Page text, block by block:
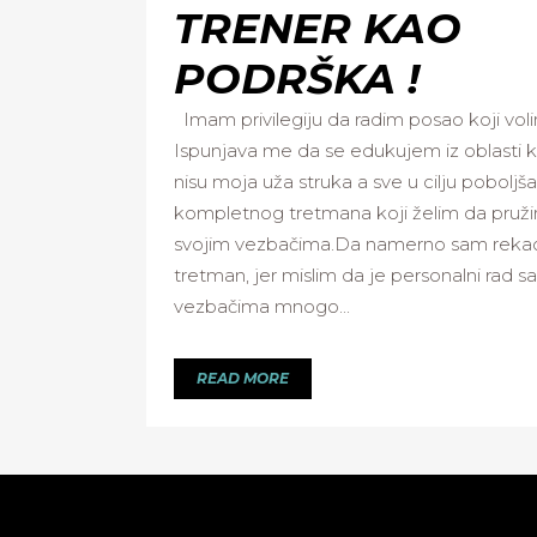
TRENER KAO
PODRŠKA !
Imam privilegiju da radim posao koji
Ispunjava me da se edukujem iz oblasti
nisu moja uža struka a sve u cilju
kompletnog tretmana koji želim da
svojim vezbačima.Da namerno sam
tretman, jer mislim da je personalni rad sa
vezbačima mnogo...
READ MORE